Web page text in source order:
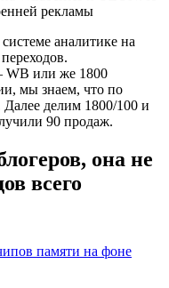
аналитике на
WB или же 1800
мы знаем, что по
делим 1800/100 и
90 продаж.
она не
всего
памяти на фоне